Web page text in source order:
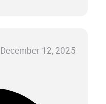
December 12, 2025